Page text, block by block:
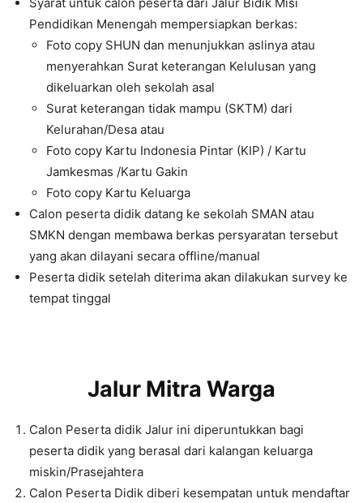
Pendidikan Menengah mempersiapkan berkas:
Foto copy SHUN dan menunjukkan aslinya atau
menyerahkan Surat keterangan Kelulusan yang
dikeluarkan oleh sekolah asal
Surat keterangan tidak mampu (SKTM) dari
Kelurahan/Desa atau
Foto copy Kartu Indonesia Pintar (KIP) / Kartu
Jamkesmas /Kartu Gakin
Foto copy Kartu Keluarga
Calon peserta didik datang ke sekolah SMAN atau
SMKN dengan membawa berkas persyaratan tersebut
yang akan dilayani secara offline/manual
Peserta didik setelah diterima akan dilakukan survey ke
tempat tinggal
Jalur Mitra Warga
Calon Peserta didik Jalur ini diperuntukkan bagi
peserta didik yang berasal dari kalangan keluarga
miskin/Prasejahtera
Calon Peserta Didik diberi kesempatan untuk mendaftar